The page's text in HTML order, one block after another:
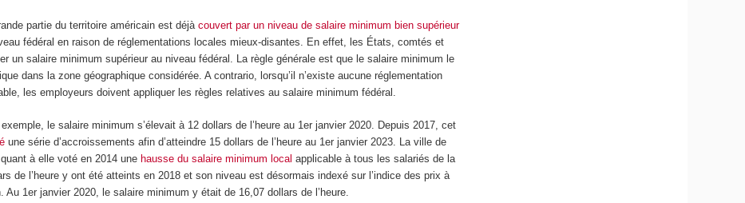
partie du territoire américain est déjàcouvert par un niveau de salaire minimum bien supérieur
fédéral en raison de réglementations locales mieux-disantes. En effet, les États, comtés et
un salaire minimum supérieur au niveau fédéral. La règle générale est que le salaire minimum le
dans la zone géographique considérée. A contrario, lorsqu’il n’existe aucune réglementation
les employeurs doivent appliquer les règles relatives au salaire minimum fédéral.
le salaire minimum s’élevait à 12 dollars de l’heure au 1er janvier 2020. Depuis 2017, cet
une série d’accroissements afin d’atteindre 15 dollars de l’heure au 1er janvier 2023. La ville de
à elle voté en 2014 unehausse du salaire minimum local applicable à tous les salariés de la
de l’heure y ont été atteints en 2018 et son niveau est désormais indexé sur l’indice des prix à
Au 1er janvier 2020, le salaire minimum y était de 16,07 dollars de l’heure.